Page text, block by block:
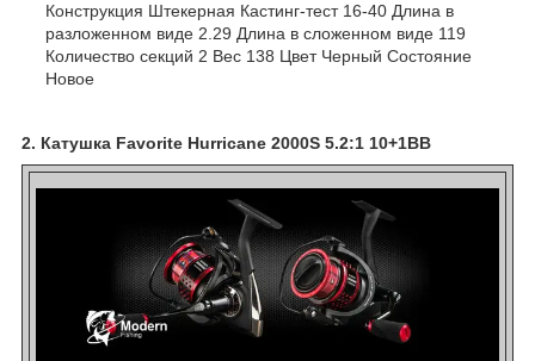
Конструкция Штекерная Кастинг-тест 16-40 Длина в
разложенном виде 2.29 Длина в сложенном виде 119
Количество секций 2 Вес 138 Цвет Черный Состояние
Новое
2. Катушка Favorite Hurricane 2000S 5.2:1 10+1BB